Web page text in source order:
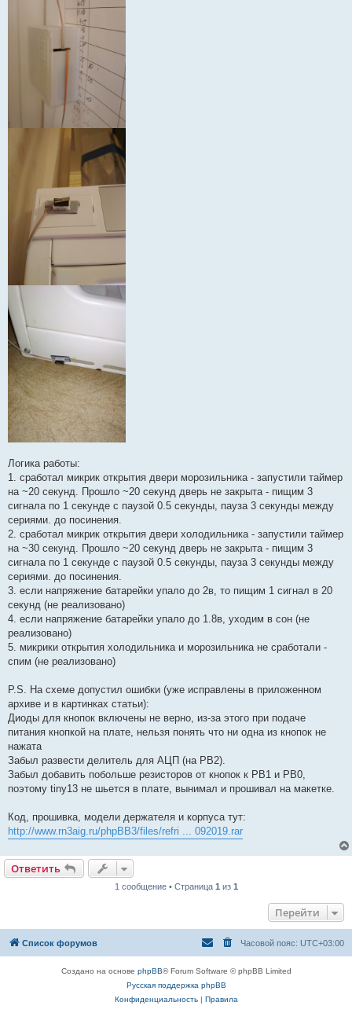
Логика работы:
1. сработал микрик открытия двери морозильника - запустили таймер
на ~20 секунд. Прошло ~20 секунд дверь не закрыта - пищим 3
сигнала по 1 секунде с паузой 0.5 секунды, пауза 3 секунды между
сериями. до посинения.
2. сработал микрик открытия двери холодильника - запустили таймер
на ~30 секунд. Прошло ~20 секунд дверь не закрыта - пищим 3
сигнала по 1 секунде с паузой 0.5 секунды, пауза 3 секунды между
сериями. до посинения.
3. если напряжение батарейки упало до 2в, то пищим 1 сигнал в 20
секунд (не реализовано)
4. если напряжение батарейки упало до 1.8в, уходим в сон (не
реализовано)
5. микрики открытия холодильника и морозильника не сработали -
спим (не реализовано)
P.S. На схеме допустил ошибки (уже исправлены в приложенном
архиве и в картинках статьи):
Диоды для кнопок включены не верно, из-за этого при подаче
питания кнопкой на плате, нельзя понять что ни одна из кнопок не
нажата
Забыл развести делитель для АЦП (на PB2).
Забыл добавить побольше резисторов от кнопок к PB1 и PB0,
поэтому tiny13 не шьется в плате, вынимал и прошивал на макетке.
Код, прошивка, модели держателя и корпуса тут:
http://www.rn3aig.ru/phpBB3/files/refri ... 092019.rar
Ответить
1 сообщение • Страница 1 из 1
Перейти
Список форумов Часовой пояс: UTC+03:00
Создано на основе phpBB® Forum Software © phpBB Limited
Русская поддержка phpBB
Конфиденциальность| Правила